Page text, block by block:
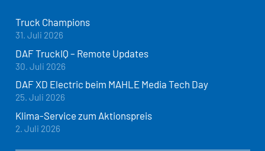
Truck Champions
31. Juli 2026
DAF TruckIQ – Remote Updates
30. Juli 2026
DAF XD Electric beim MAHLE Media Tech Day
25. Juli 2026
Klima-Service zum Aktionspreis
2. Juli 2026